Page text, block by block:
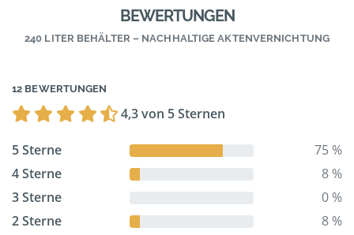
BEWERTUNGEN
240 LITER BEHÄLTER – NACHHALTIGE AKTENVERNICHTUNG
12 BEWERTUNGEN
4,3 von 5 Sternen
5 Sterne
75 %
4 Sterne
8 %
3 Sterne
0 %
2 Sterne
8 %